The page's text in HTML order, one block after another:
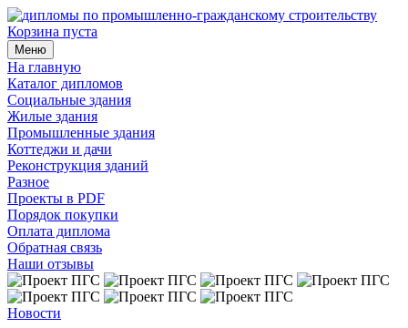
Корзина пуста
Меню
На главную
Каталог дипломов
Социальные здания
Жилые здания
Промышленные здания
Коттеджи и дачи
Реконструкция зданий
Разное
Проекты в PDF
Порядок покупки
Оплата диплома
Обратная связь
Наши отзывы
Новости